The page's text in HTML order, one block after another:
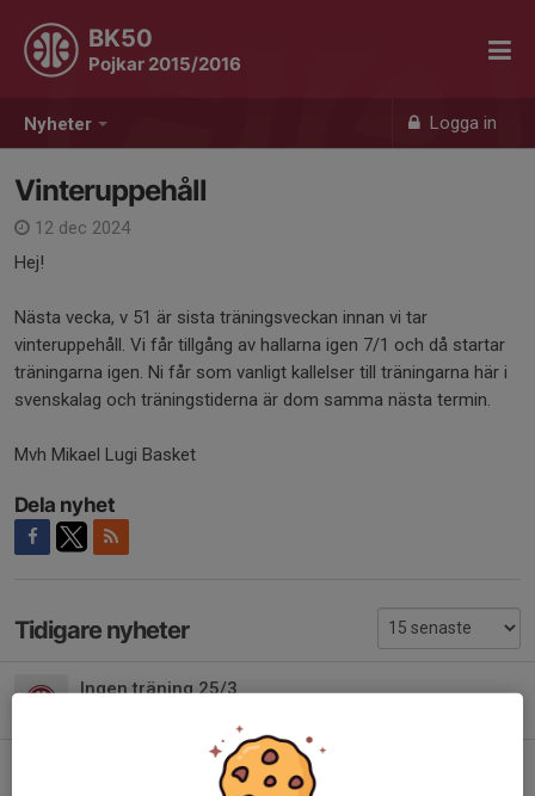
Nyheter Logga in
BK50
Pojkar 2015/2016
Vinteruppehåll
12 dec 2024
Hej!
Nästa vecka, v 51 är sista träningsveckan innan vi tar
vinteruppehåll. Vi får tillgång av hallarna igen 7/1 och då startar
träningarna igen. Ni får som vanligt kallelser till träningarna här i
svenskalag och träningstiderna är dom samma nästa termin.
Mvh Mikael Lugi Basket
Dela nyhet
Tidigare nyheter
Ingen träning 25/3
Inställd träning 20/2